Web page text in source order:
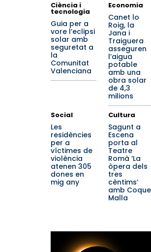
Ciència i
tecnologia
Guia per a
vore l’eclipsi
solar amb
seguretat a
la
Comunitat
Valenciana
Economia
Canet lo
Roig, la
Jana i
Traiguera
asseguren
l’aigua
potable
amb una
obra solar
de 4,3
milions
Social
Les
residències
per a
víctimes de
violència
atenen 305
dones en
mig any
Cultura
Sagunt a
Escena
porta al
Teatre
Romà ‘La
òpera dels
tres
cèntims’
amb Coque
Malla